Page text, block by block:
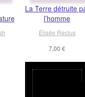
La Terre détruite
l’homme
Élisée Reclus
7,00 €